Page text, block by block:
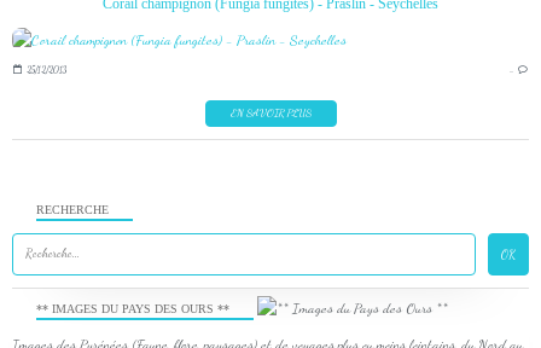
Corail champignon (Fungia fungites) - Praslin - Seychelles
25/12/2013 …
EN SAVOIR PLUS
RECHERCHE
** IMAGES DU PAYS DES OURS **